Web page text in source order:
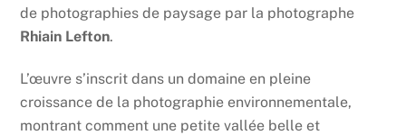
de photographies de paysage par la photographe
Rhiain Lefton.
L’œuvre s’inscrit dans un domaine en pleine
croissance de la photographie environnementale,
montrant comment une petite vallée belle et